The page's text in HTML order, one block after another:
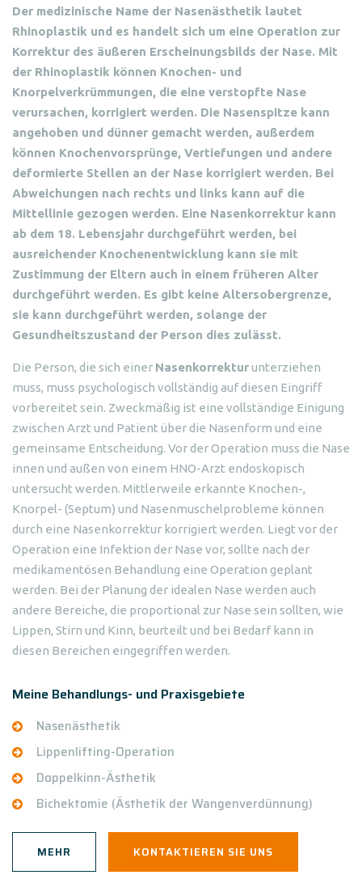
Der medizinische Name der Nasenästhetik lautet
Rhinoplastik und es handelt sich um eine Operation zur
Korrektur des äußeren Erscheinungsbilds der Nase. Mit
der Rhinoplastik können Knochen- und
Knorpelverkrümmungen, die eine verstopfte Nase
verursachen, korrigiert werden. Die Nasenspitze kann
angehoben und dünner gemacht werden, außerdem
können Knochenvorsprünge, Vertiefungen und andere
deformierte Stellen an der Nase korrigiert werden. Bei
Abweichungen nach rechts und links kann auf die
Mittellinie gezogen werden. Eine Nasenkorrektur kann
ab dem 18. Lebensjahr durchgeführt werden, bei
ausreichender Knochenentwicklung kann sie mit
Zustimmung der Eltern auch in einem früheren Alter
durchgeführt werden. Es gibt keine Altersobergrenze,
sie kann durchgeführt werden, solange der
Gesundheitszustand der Person dies zulässt.
Die Person, die sich einer Nasenkorrekturunterziehen
muss, muss psychologisch vollständig auf diesen Eingriff
vorbereitet sein. Zweckmäßig ist eine vollständige Einigung
zwischen Arzt und Patient über die Nasenform und eine
gemeinsame Entscheidung. Vor der Operation muss die Nase
innen und außen von einem HNO-Arzt endoskopisch
untersucht werden. Mittlerweile erkannte Knochen-,
Knorpel- (Septum) und Nasenmuschelprobleme können
durch eine Nasenkorrektur korrigiert werden. Liegt vor der
Operation eine Infektion der Nase vor, sollte nach der
medikamentösen Behandlung eine Operation geplant
werden. Bei der Planung der idealen Nase werden auch
andere Bereiche, die proportional zur Nase sein sollten, wie
Lippen, Stirn und Kinn, beurteilt und bei Bedarf kann in
diesen Bereichen eingegriffen werden.
Meine Behandlungs- und Praxisgebiete
Nasenästhetik
Lippenlifting-Operation
Doppelkinn-Ästhetik
Bichektomie (Ästhetik der Wangenverdünnung)
MEHR KONTAKTIEREN SIE UNS